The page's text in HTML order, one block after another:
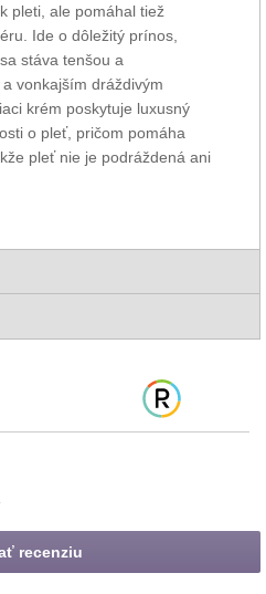
pleti, ale pomáhal tiež
Ide o dôležitý prínos,
stáva tenšou a
vonkajším dráždivým
krém poskytuje luxusný
o pleť, pričom pomáha
pleť nie je podráždená ani
recenziu